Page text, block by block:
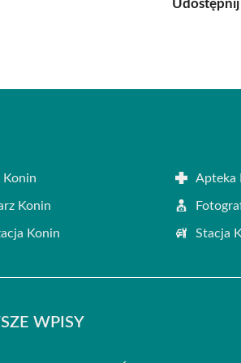
Udostępnij
Konin Apteka
Konin
Konin Stacja
WPISY